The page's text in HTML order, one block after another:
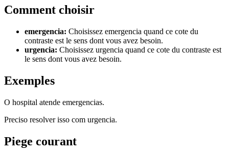
Comment choisir
emergencia: Choisissez emergencia quand ce cote du
contraste est le sens dont vous avez besoin.
urgencia: Choisissez urgencia quand ce cote du contraste est
le sens dont vous avez besoin.
Exemples
O hospital atende emergencias.
Preciso resolver isso com urgencia.
Piege courant